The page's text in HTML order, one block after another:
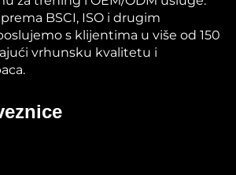
BSCI, ISO i drugim
s klijentima u više od 150
vrhunsku kvalitetu i